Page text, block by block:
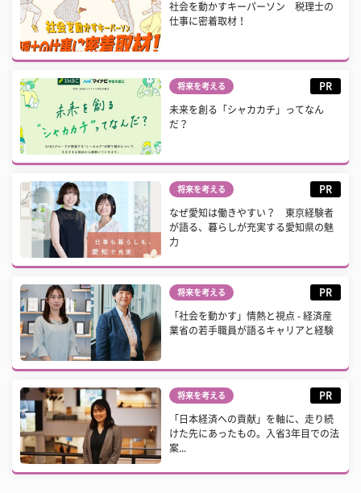
社会を動かすキーパーソン 税理士の
仕事に密着取材！
将来を考える PR
未来を創る「シャカカチ」ってなん
だ？
将来を考える PR
なぜ愛知は働きやすい？ 東京経験者
が語る、暮らしが充実する愛知県の魅
力
将来を考える PR
「社会を動かす」情熱と視点 - 経済産
業省の若手職員が語るキャリアと経験
将来を考える PR
「日本経済への貢献」を軸に、走り続
けた先にあったもの。入省3年目での法
案...